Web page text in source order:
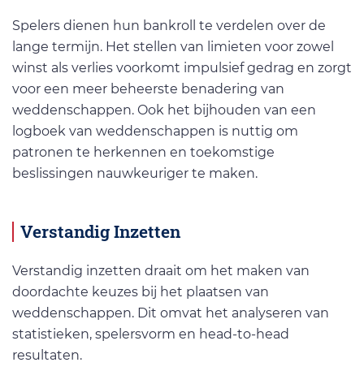
Spelers dienen hun bankroll te verdelen over de
lange termijn. Het stellen van limieten voor zowel
winst als verlies voorkomt impulsief gedrag en zorgt
voor een meer beheerste benadering van
weddenschappen. Ook het bijhouden van een
logboek van weddenschappen is nuttig om
patronen te herkennen en toekomstige
beslissingen nauwkeuriger te maken.
Verstandig Inzetten
Verstandig inzetten draait om het maken van
doordachte keuzes bij het plaatsen van
weddenschappen. Dit omvat het analyseren van
statistieken, spelersvorm en head-to-head
resultaten.